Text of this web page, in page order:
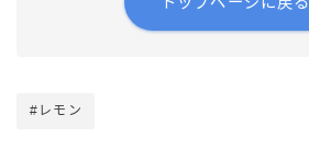
#レモン